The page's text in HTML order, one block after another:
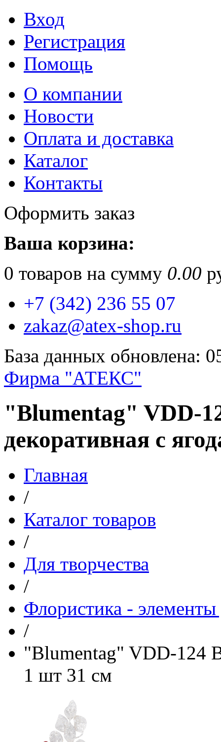
Вход
Регистрация
Помощь
О компании
Новости
Оплата и доставка
Каталог
Контакты
Оформить заказ
Ваша корзина:
0 товаров на сумму 0.00
+7 (342) 236 55 07
zakaz@atex-shop.ru
База данных обновлена:
Фирма "АТЕКС"
"Blumentag" VDD-
декоративная с
Главная
/
Каталог товаров
/
Для творчества
/
Флористика - элементы
/
"Blumentag" VDD-124
1 шт 31 см